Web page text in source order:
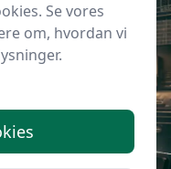
Se vores
om, hvordan vi